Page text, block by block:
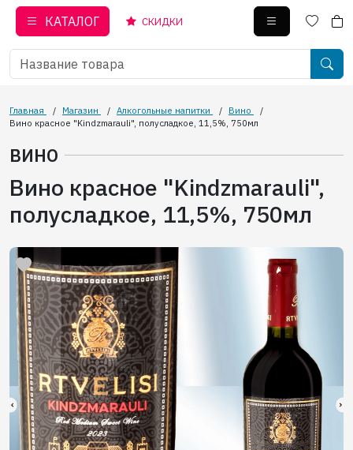
КАТАЛОГ СКИДКИ
Главная / Магазин / Алкогольные напитки / Вино
/
Вино красное "Kindzmarauli", полусладкое, 11,5%, 750мл
ВИНО
Вино красное "Kindzmarauli",
полусладкое, 11,5%, 750мл